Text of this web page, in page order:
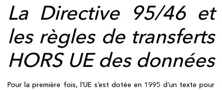
La Directive 95/46 et
les règles de transferts
HORS UE des données
Pour la première fois, l’UE s’est dotée en 1995 d’un texte pour